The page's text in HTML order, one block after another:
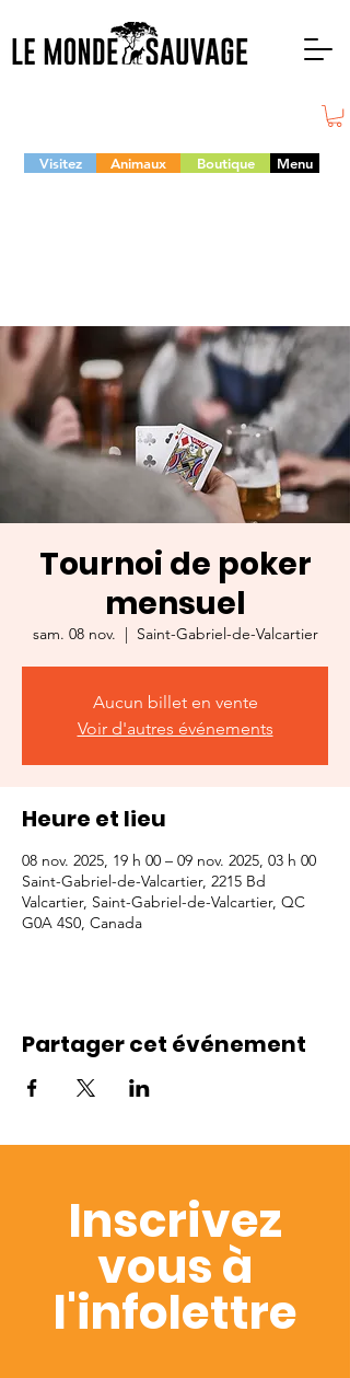
Visitez Animaux Boutique Menu
Tournoi de poker
mensuel
sam. 08 nov.
  |
Saint-Gabriel-de-Valcartier
Aucun billet en vente
Voir d'autres événements
Heure et lieu
08 nov. 2025, 19 h 00 – 09 nov. 2025, 03 h 00
Saint-Gabriel-de-Valcartier, 2215 Bd
Valcartier, Saint-Gabriel-de-Valcartier, QC
G0A 4S0, Canada
Partager cet événement
Inscrivez
vous à
l'infolettre